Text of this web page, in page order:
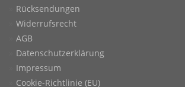
Rücksendungen
Widerrufsrecht
AGB
Datenschutzerklärung
Impressum
Cookie-Richtlinie (EU)